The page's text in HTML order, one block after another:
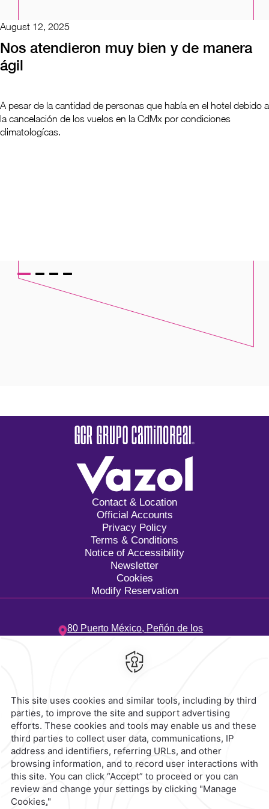
August 12, 2025
Nos atendieron muy bien y de manera
ágil
A pesar de la cantidad de personas que había en el hotel debido a
la cancelación de los vuelos en la CdMx por condiciones
climatologícas.
August 15, 2025
100 por ciento recomendada
muy buena ubicación , claro que para mi próximo viaje seguirán
siendo mi primera elección
August 13, 2025
Excelente hotel
conciertos en el estadio GNP
August 27, 2025
Amazing
were very attentive to my families needs while travelling!
Contact & Location
Official Accounts
Privacy Policy
Terms & Conditions
Notice of Accessibility
Newsletter
Cookies
Modify Reservation
80 Puerto México, Peñón de los
Mexico
55 3003 0033
contacto@caminoreal.com
reservaciones@caminoreal.com